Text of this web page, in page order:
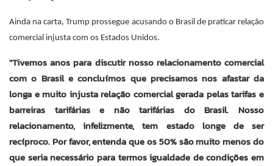
Ainda na carta, Trump prossegue acusando o Brasil de praticar relação
comercial injusta com os Estados Unidos.
"Tivemos anos para discutir nosso relacionamento comercial
com o Brasil e concluímos que precisamos nos afastar da
longa e muito injusta relação comercial gerada pelas tarifas e
barreiras tarifárias e não tarifárias do Brasil. Nosso
relacionamento, infelizmente, tem estado longe de ser
recíproco. Por favor, entenda que os 50% são muito menos do
que seria necessário para termos igualdade de condições em